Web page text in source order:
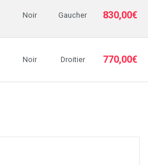
Noir Gaucher 830,00€
Noir Droitier 770,00€